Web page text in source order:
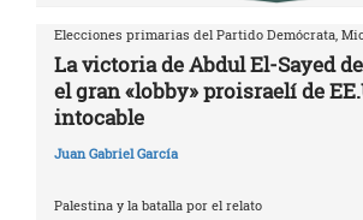
Elecciones primarias del Partido Demócrata,
La victoria de Abdul El-Sayed
el gran «lobby» proisraelí de
intocable
Juan Gabriel García
Palestina y la batalla por el relato